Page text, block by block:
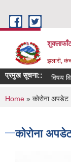
झलारी,
प्रमुख सूचना:: विषय
You are
Home » कोरोना
कोरोना